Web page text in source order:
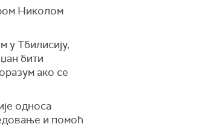
Николом
у Тбилисију,
бити
ако се
односа
и помоћ